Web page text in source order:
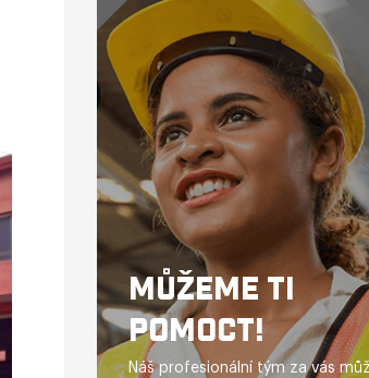
MŮŽEME TI
POMOCT!
Náš profesionální tým za vás